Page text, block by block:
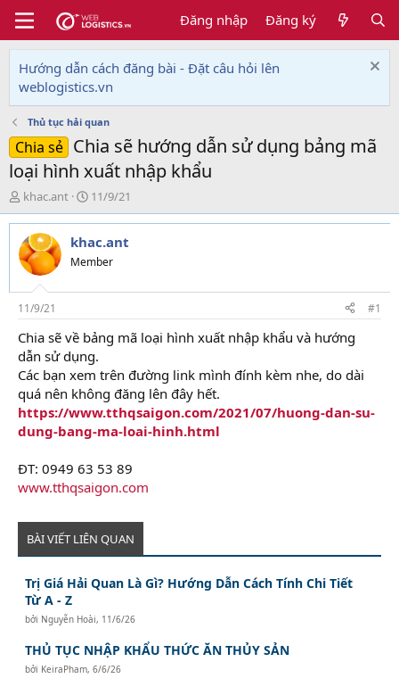
Đăng nhập Đăng ký
Hướng dẫn cách đăng bài - Đặt câu hỏi lên
weblogistics.vn
Thủ tục hải quan
Chia sẻ Chia sẽ hướng dẫn sử dụng bảng mã
loại hình xuất nhập khẩu
T
h
r
e
a
d
s
t
a
r
t
e
r
khac.ant
N
g
à
y
g
i
11/9/21
khac.ant
Member
11/9/21 #1
Chia sẽ về bảng mã loại hình xuất nhập khẩu và hướng
dẫn sử dụng.
Các bạn xem trên đường link mình đính kèm nhe, do dài
quá nên không đăng lên đây hết.
https://www.tthqsaigon.com/2021/07/huong-dan-su-
dung-bang-ma-loai-hinh.html
ĐT: 0949 63 53 89
www.tthqsaigon.com
BÀI VIẾT LIÊN QUAN
Trị Giá Hải Quan Là Gì? Hướng Dẫn Cách Tính Chi Tiết
Từ A - Z
bởi Nguyễn Hoài, 11/6/26
THỦ TỤC NHẬP KHẨU THỨC ĂN THỦY SẢN
bởi KeiraPham,6/6/26